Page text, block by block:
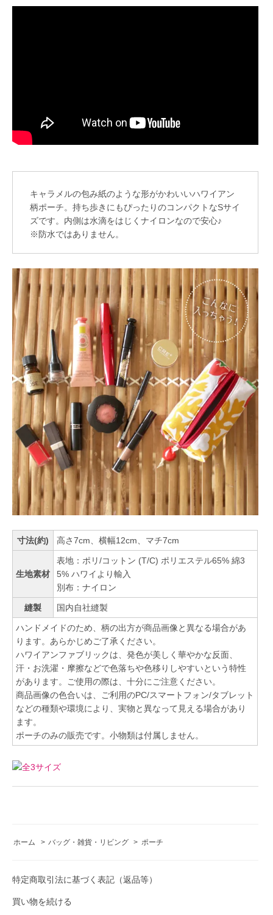
キャラメルの包み紙のような形がかわいいハワイアン
柄ポーチ。持ち歩きにもぴったりのコンパクトなSサイ
ズです。内側は水滴をはじくナイロンなので安心♪
※防水ではありません。
寸法(約) 高さ7cm、横幅12cm、マチ7cm
生地素材
表地：ポリ/コットン (T/C) ポリエステル65% 綿3
5% ハワイより輸入
別布：ナイロン
縫製 国内自社縫製
ハンドメイドのため、柄の出方が商品画像と異なる場合があ
ります。あらかじめご了承ください。
ハワイアンファブリックは、発色が美しく華やかな反面、
汗・お洗濯・摩擦などで色落ちや色移りしやすいという特性
があります。ご使用の際は、十分にご注意ください。
商品画像の色合いは、ご利用のPC/スマートフォン/タブレット
などの種類や環境により、実物と異なって見える場合があり
ます。
ポーチのみの販売です。小物類は付属しません。
ホーム > バッグ・雑貨・リビング > ポーチ
特定商取引法に基づく表記（返品等）
買い物を続ける